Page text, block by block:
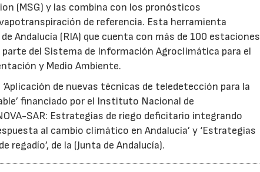
(MSG) y las combina con los pronósticos
de referencia. Esta herramienta
Andalucía (RIA) que cuenta con más de 100 estaciones
del Sistema de Información Agroclimática para el
y Medio Ambiente.
de nuevas técnicas de teledetección para la
financiado por el Instituto Nacional de
SAR: Estrategias de riego deficitario integrando
al cambio climático en Andalucía’ y ‘Estrategias
de la (Junta de Andalucía).
22/07/2026